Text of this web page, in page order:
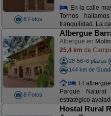
8 Fotos
En la calle
Tornos
tranquilidad. La
8 Fotos
Albergue
Albergue en
25,4 km de
28-56+6 plazas
144 km de
El
Parque
estratégico
Hostal Rural